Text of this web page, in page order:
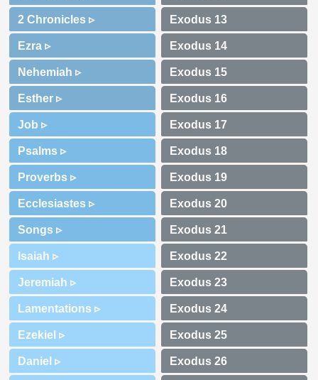
2 Chronicles ▹
Ezra ▹
Nehemiah ▹
Esther ▹
Job ▹
Psalms ▹
Proverbs ▹
Ecclesiastes ▹
Songs ▹
Isaiah ▹
Jeremiah ▹
Lamentations ▹
Ezekiel ▹
Daniel ▹